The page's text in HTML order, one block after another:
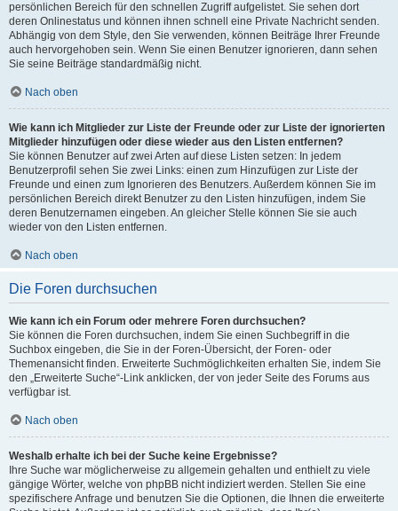
persönlichen Bereich für den schnellen Zugriff aufgelistet. Sie sehen dort
deren Onlinestatus und können ihnen schnell eine Private Nachricht senden.
Abhängig von dem Style, den Sie verwenden, können Beiträge Ihrer Freunde
auch hervorgehoben sein. Wenn Sie einen Benutzer ignorieren, dann sehen
Sie seine Beiträge standardmäßig nicht.
Nach oben
Wie kann ich Mitglieder zur Liste der Freunde oder zur Liste der ignorierten
Mitglieder hinzufügen oder diese wieder aus den Listen entfernen?
Sie können Benutzer auf zwei Arten auf diese Listen setzen: In jedem
Benutzerprofil sehen Sie zwei Links: einen zum Hinzufügen zur Liste der
Freunde und einen zum Ignorieren des Benutzers. Außerdem können Sie im
persönlichen Bereich direkt Benutzer zu den Listen hinzufügen, indem Sie
deren Benutzernamen eingeben. An gleicher Stelle können Sie sie auch
wieder von den Listen entfernen.
Nach oben
Die Foren durchsuchen
Wie kann ich ein Forum oder mehrere Foren durchsuchen?
Sie können die Foren durchsuchen, indem Sie einen Suchbegriff in die
Suchbox eingeben, die Sie in der Foren-Übersicht, der Foren- oder
Themenansicht finden. Erweiterte Suchmöglichkeiten erhalten Sie, indem Sie
den „Erweiterte Suche“-Link anklicken, der von jeder Seite des Forums aus
verfügbar ist.
Nach oben
Weshalb erhalte ich bei der Suche keine Ergebnisse?
Ihre Suche war möglicherweise zu allgemein gehalten und enthielt zu viele
gängige Wörter, welche von phpBB nicht indiziert werden. Stellen Sie eine
spezifischere Anfrage und benutzen Sie die Optionen, die Ihnen die erweiterte